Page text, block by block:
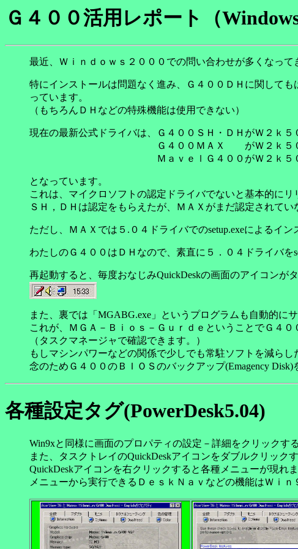
Ｇ４００活用レポート（
最近、Ｗｉｎｄｏｗｓ２０００での問い合わせが多くなって
特にインストールは問題なく進み、Ｇ４００ＤＨに関して
っています。
（もちろんＤＨなどの特殊機能は使用できない）
現在の最新公式ドライバは、Ｇ４００ＳＨ・ＤＨがＷ２ｋ５
Ｇ４００ＭＡＸ がＷ２ｋ５０
ＭａｖｅｌＧ４００がＷ２ｋ５０
となっています。
これは、マイクロソフトの認定ドライバでないと基本的にリ
ＳＨ，ＤＨは認定をもらえたが、ＭＡＸがまだ認定されて
ただし、ＭＡＸでは５.０４ドライバでのsetup.exeによるイ
わたしのＧ４００はＤＨなので、素直に５．０４ドライバを
再起動すると、毎度おなじみQuickDeskの画面のアイコンが
また、裏では「MGABG.exe」というプログラムも自動的に
これが、ＭＧＡ－Ｂｉｏｓ－ＧｕｒｄｅということでＧ４
（タスクマネージャで確認できます。）
もしマシンパワーなどの関係で少しでも常駐ソフトを減らし
念のためＧ４００のＢＩＯＳのバックアップ(Emagency
各種設定タグ(PowerDesk5.04)
Win9xと同様に画面のプロパティの設定－詳細をクリックす
また、タスクトレイのQuickDeskアイコンをダブルクリック
QuickDeskアイコンを右クリックすると各種メニューが現れま
メニューから実行できるＤｅｓｋＮａｖなどの機能はＷｉ